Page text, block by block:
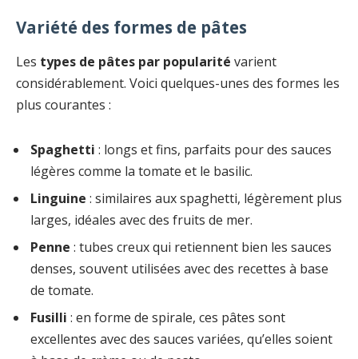
Variété des formes de pâtes
Les types de pâtes par popularité varient
considérablement. Voici quelques-unes des formes les
plus courantes :
Spaghetti : longs et fins, parfaits pour des sauces
légères comme la tomate et le basilic.
Linguine : similaires aux spaghetti, légèrement plus
larges, idéales avec des fruits de mer.
Penne : tubes creux qui retiennent bien les sauces
denses, souvent utilisées avec des recettes à base
de tomate.
Fusilli : en forme de spirale, ces pâtes sont
excellentes avec des sauces variées, qu’elles soient